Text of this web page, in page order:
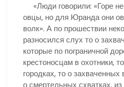
«Люди говорили: «Горе
овцы, но для Юранда они
волк». А по прошествии
разносился слух то о
которые по пограничной
крестоносцам в охотники,
городках, то о
о смертельных схватках,